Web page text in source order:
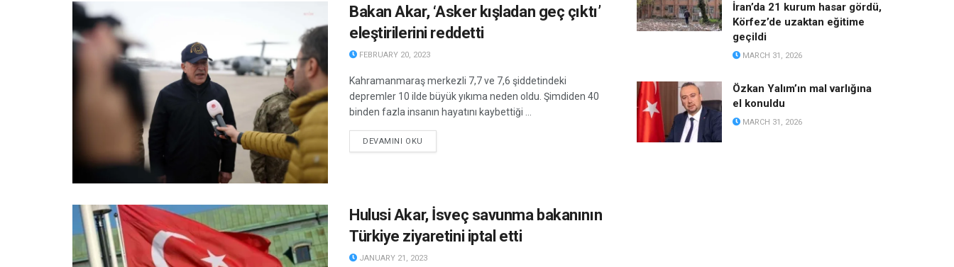
Bakan Akar, ‘Asker kışladan geç çıktı’
eleştirilerini reddetti
FEBRUARY 20, 2023
Kahramanmaraş merkezli 7,7 ve 7,6 şiddetindeki
depremler 10 ilde büyük yıkıma neden oldu. Şimdiden 40
binden fazla insanın hayatını kaybettiği ...
DEVAMINI OKU
Hulusi Akar, İsveç savunma bakanının
Türkiye ziyaretini iptal etti
JANUARY 21, 2023
İran’da 21 kurum hasar gördü,
Körfez’de uzaktan eğitime
geçildi
MARCH 31, 2026
Özkan Yalım’ın mal varlığına
el konuldu
MARCH 31, 2026